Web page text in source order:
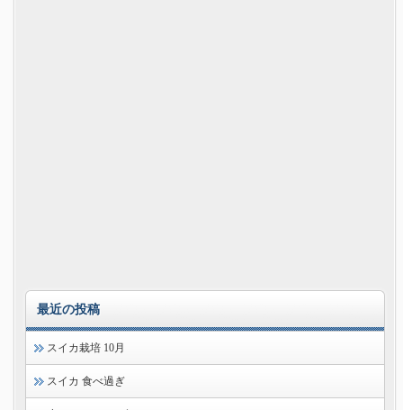
最近の投稿
スイカ栽培 10月
スイカ 食べ過ぎ